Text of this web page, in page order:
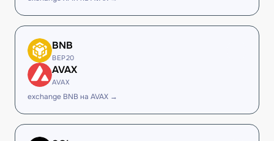
BNB
BEP20
AVAX
AVAX
exchange BNB на AVAX →